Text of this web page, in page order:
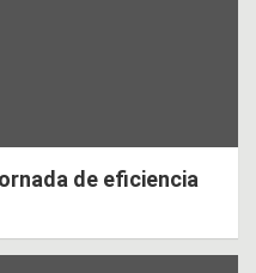
de eficiencia